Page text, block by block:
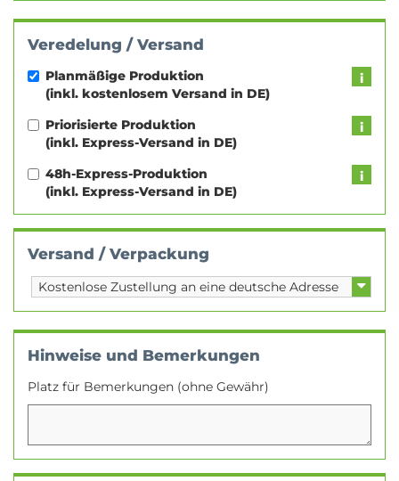
Veredelung / Versand
Planmäßige Produktion
(inkl. kostenlosem Versand in DE)
Priorisierte Produktion
(inkl. Express-Versand in DE)
48h-Express-Produktion
(inkl. Express-Versand in DE)
Versand / Verpackung
Hinweise und Bemerkungen
Platz für Bemerkungen (ohne Gewähr)